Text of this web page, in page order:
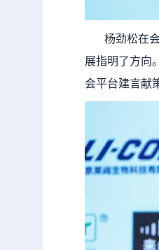
杨劲松在会
展指明了方向
会平台建言献